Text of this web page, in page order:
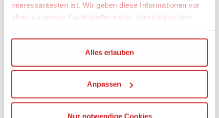
interessantesten ist. Wir geben diese Informationen vor
allem an unsere Fachhändler weiter, damit diese ihre
Wir verwenden den Google Tag Manager um weitere
Dienste einzubinden.
Wenn Sie auf „Alles erlauben“, klicken, werden ein Teil
Ihrer personenbezogener Daten in die USA übertragen.
Alles erlauben
Anpassen
Nur notwendige Cookies
Juhu, das Karussell bewegt sich! Dreh an der Kurbel
des Wasserrades und schon beginnt die
Karussellfahrt.
Kombinierbar mit 70269 Wasserwippe mit
Gießkanne & 70270 Wasserrutsche.
Figuren: 1 Mann, 1 Junge
Zubehör: 1 Wasserrad, 1 Wasserwanne, 1 Karussell
Artikeleigenschaften: